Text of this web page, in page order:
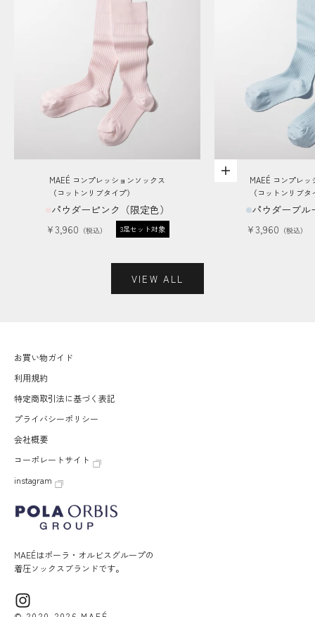
MAEÉ コンプレッションソックス
（コットンリブタイプ）
パウダーピンク（限定色）
セール価格
¥3,960 3足セット対象
オプションを選択
MAEÉ コンプレ
（コットンリブ
パウダーブル
セール価格
¥3,960
VIEW ALL
お買い物ガイド
利用規約
特定商取引法に基づく表記
プライバシーポリシー
会社概要
コーポレートサイト
instagram
MAEÉはポーラ・オルビスグループの
着圧ソックスブランドです。